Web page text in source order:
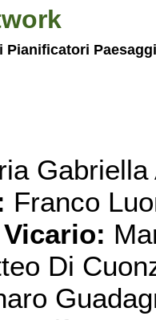
Gabriella
Franco
Di